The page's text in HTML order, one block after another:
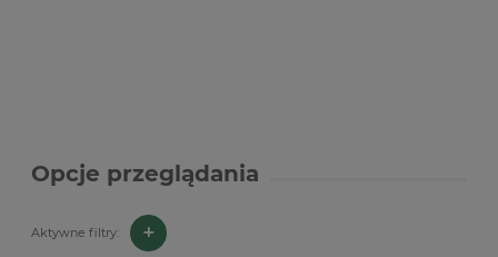
Opcje przeglądania
Aktywne filtry: +